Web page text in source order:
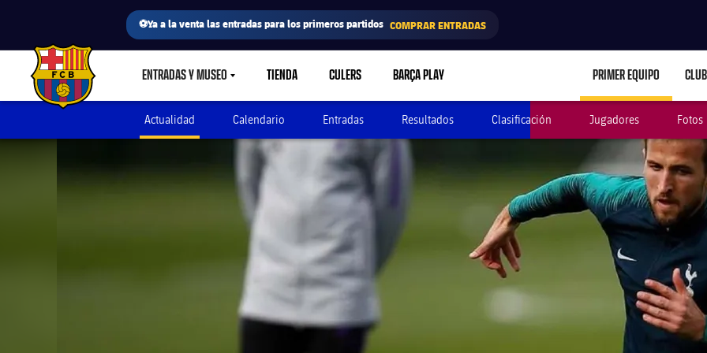
⚽Ya a la venta las entradas para los primeros partidos COMPRAR ENTRADAS
FC Barcelona club badge ENTRADAS Y MUSEOLABEL.SHARE.CARETDOWN
TIENDA CULERS BARÇA PLAY PRIMER EQUIPO CLUB
Actualidad Calendario Entradas Resultados Clasificación Jugadores Fotos